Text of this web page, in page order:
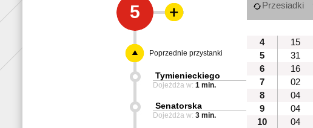
5 Przesiadki
4
15
5
31
6
16
7
02
8
04
9
04
10
04
Poprzednie przystanki
Tymienieckiego
Dojeżdża w: 1 min.
Senatorska
Dojeżdża w: 3 min.